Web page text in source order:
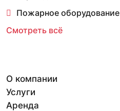
Пожарное оборудование
Смотреть всё
О компании
Услуги
Аренда